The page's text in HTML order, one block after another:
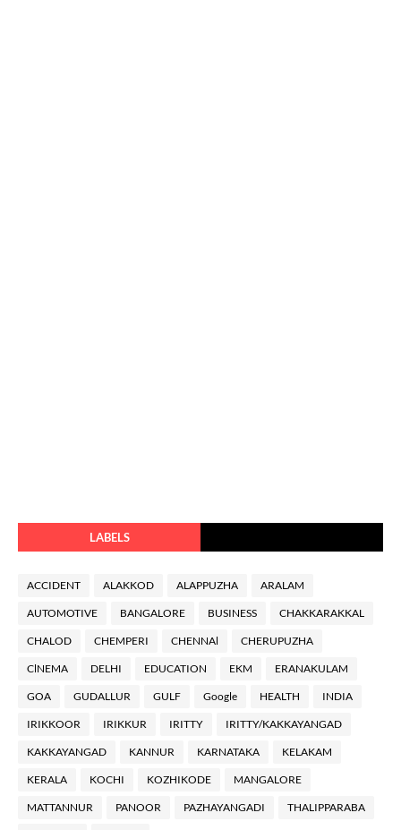
LABELS
ACCIDENT ALAKKOD ALAPPUZHA ARALAM
AUTOMOTIVE BANGALORE BUSINESS CHAKKARAKKAL
CHALOD CHEMPERI CHENNAl CHERUPUZHA
ClNEMA DELHI EDUCATION EKM ERANAKULAM
GOA GUDALLUR GULF Google HEALTH INDIA
IRIKKOOR IRIKKUR IRITTY IRITTY/KAKKAYANGAD
KAKKAYANGAD KANNUR KARNATAKA KELAKAM
KERALA KOCHI KOZHIKODE MANGALORE
MATTANNUR PANOOR PAZHAYANGADI THALIPPARABA